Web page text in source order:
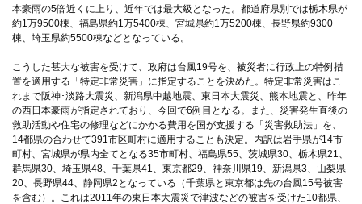
本豪雨の5倍近くに上り、近年では最大級となった。都道府県別では栃木県が
約1万9500棟、福島県約1万5400棟、宮城県約1万5200棟、長野県約9300
棟、埼玉県約5500棟などとなっている。
こうした甚大な被害を受けて、政府は台風19号を、被災者に行政上の特例措
置を適用する「特定非常災害」に指定することを決めた。特定非常災害はこ
れまで阪神･淡路大震災、新潟県中越地震、東日本大震災、熊本地震と、昨年
の西日本豪雨が指定されており、今回で6例目となる。また、災害発生直後の
救助活動や住宅の修理などにかかる費用を国が支援する「災害救助法」を、
14都県の合わせて391市区町村に適用することも決定。内訳は岩手県が14市
町村、宮城県が県内全てとなる35市町村、福島県55、茨城県30、栃木県21、
群馬県30、埼玉県48、千葉県41、東京都29、神奈川県19、新潟県3、山梨県
20、長野県44、静岡県2となっている（千葉県と東京都は先の台風15号被害
を含む）。これは2011年の東日本大震災で津波などの被害を受けた10都県、